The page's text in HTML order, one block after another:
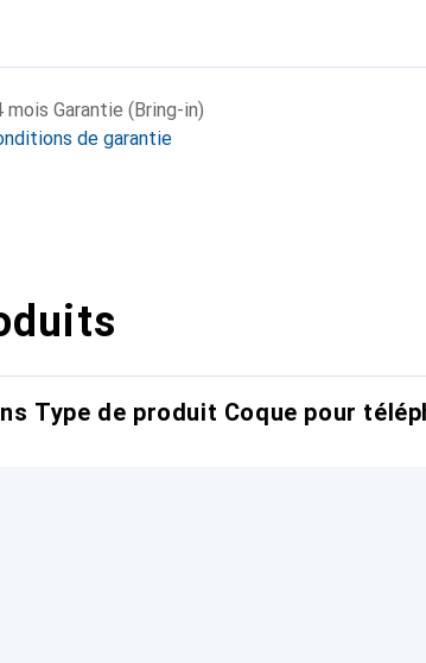
mois Garantie (Bring-in)
de garantie
Type de produit Coque pour